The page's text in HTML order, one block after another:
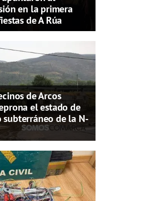
en la primera
de A Rúa
de Arcos
el estado de
de la N-